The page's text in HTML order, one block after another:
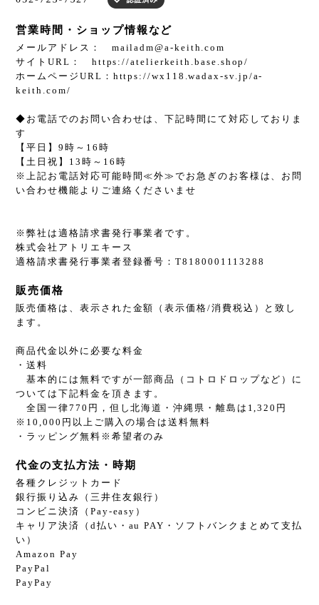
営業時間・ショップ情報など
メールアドレス： mailadm@a-keith.com
サイトURL： https://atelierkeith.base.shop/
ホームページURL：https://wx118.wadax-sv.jp/a-
keith.com/
◆お電話でのお問い合わせは、下記時間にて対応しておりま
す
【平日】9時～16時
【土日祝】13時～16時
※上記お電話対応可能時間≪外≫でお急ぎのお客様は、お問
い合わせ機能よりご連絡くださいませ
※弊社は適格請求書発行事業者です。
株式会社アトリエキース
適格請求書発行事業者登録番号：T8180001113288
販売価格
販売価格は、表示された金額（表示価格/消費税込）と致し
ます。
商品代金以外に必要な料金
・送料
基本的には無料ですが一部商品（コトロドロップなど）に
ついては下記料金を頂きます。
全国一律770円，但し北海道・沖縄県・離島は1,320円
※10,000円以上ご購入の場合は送料無料
・ラッピング無料※希望者のみ
代金の支払方法・時期
各種クレジットカード
銀行振り込み（三井住友銀行）
コンビニ決済（Pay-easy）
キャリア決済（d払い・au PAY・ソフトバンクまとめて支払
い）
Amazon Pay
PayPal
PayPay